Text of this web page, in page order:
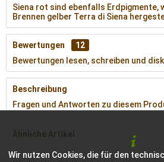
Siena rot sind ebenfalls Erdpigmente,
Brennen gelber Terra di Siena
Bewertungen
12
Bewertungen lesen, schreiben und
Beschreibung
Fragen und Antworten zu diesem
Ähnliche Artikel
Wir nutzen Cookies, die für den